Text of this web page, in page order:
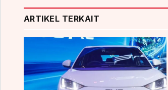
ARTIKEL TERKAIT